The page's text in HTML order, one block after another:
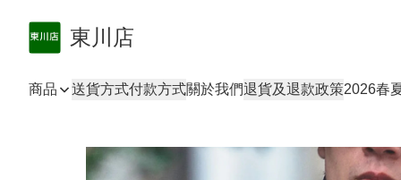
東川店
商品 送貨方式付款方式關於我們退貨及退款政策2026春